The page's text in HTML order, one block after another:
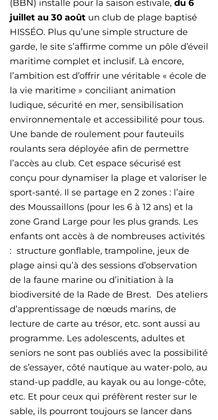
(BBN) installe pour la saison estivale, du 6
juillet au 30 août un club de plage baptisé
HISSÉO. Plus qu’une simple structure de
garde, le site s’affirme comme un pôle d’éveil
maritime complet et inclusif. Là encore,
l’ambition est d’offrir une véritable « école de
la vie maritime » conciliant animation
ludique, sécurité en mer, sensibilisation
environnementale et accessibilité pour tous.
Une bande de roulement pour fauteuils
roulants sera déployée afin de permettre
l’accès au club. Cet espace sécurisé est
conçu pour dynamiser la plage et valoriser le
sport-santé. Il se partage en 2 zones : l’aire
des Moussaillons (pour les 6 à 12 ans) et la
zone Grand Large pour les plus grands. Les
enfants ont accès à de nombreuses activités
: structure gonflable, trampoline, jeux de
plage ainsi qu’à des sessions d’observation
de la faune marine ou d’initiation à la
biodiversité de la Rade de Brest. Des ateliers
d’apprentissage de nœuds marins, de
lecture de carte au trésor, etc. sont aussi au
programme. Les adolescents, adultes et
seniors ne sont pas oubliés avec la possibilité
de s’essayer, côté nautique au water-polo, au
stand-up paddle, au kayak ou au longe-côte,
etc. Et pour ceux qui préfèrent rester sur le
sable, ils pourront toujours se lancer dans